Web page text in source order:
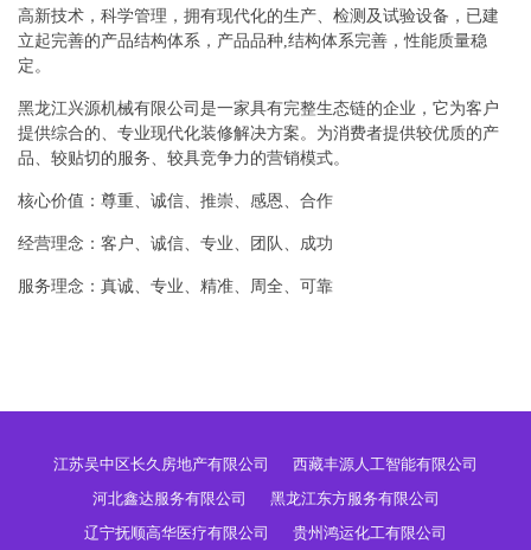
高新技术，科学管理，拥有现代化的生产、检测及试验设备，已建
立起完善的产品结构体系，产品品种,结构体系完善，性能质量稳
定。
黑龙江兴源机械有限公司是一家具有完整生态链的企业，它为客户
提供综合的、专业现代化装修解决方案。为消费者提供较优质的产
品、较贴切的服务、较具竞争力的营销模式。
核心价值：尊重、诚信、推崇、感恩、合作
经营理念：客户、诚信、专业、团队、成功
服务理念：真诚、专业、精准、周全、可靠
江苏吴中区长久房地产有限公司
西藏丰源人工智能有限公司
河北鑫达服务有限公司
黑龙江东方服务有限公司
辽宁抚顺高华医疗有限公司
贵州鸿运化工有限公司